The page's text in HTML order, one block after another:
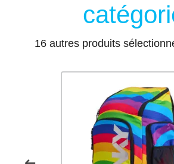
16 autres produits